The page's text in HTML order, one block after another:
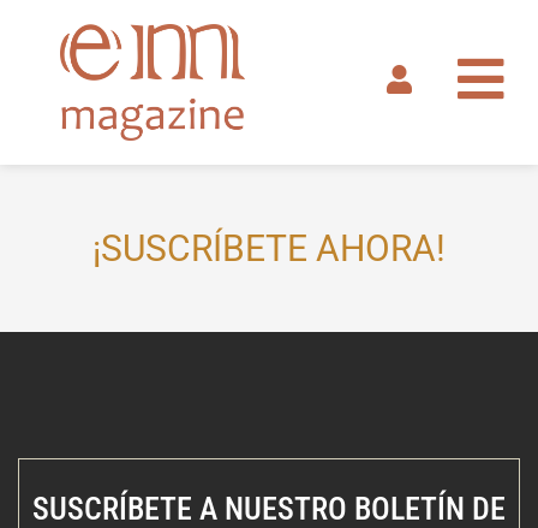
contenido
¡SUSCRÍBETE AHORA!
SUSCRÍBETE A NUESTRO BOLETÍN DE